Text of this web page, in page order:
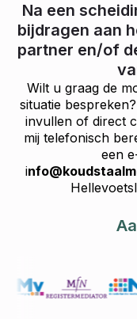
Na een
bijdragen aan
partner en/of
Wilt u graag de
situatie
invullen of direct
mij telefonisch
een
i